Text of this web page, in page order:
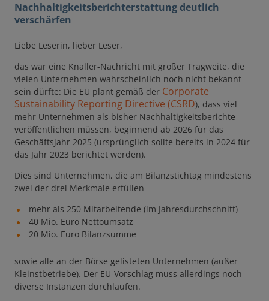
Nachhaltigkeitsberichterstattung deutlich
verschärfen
Liebe Leserin, lieber Leser,
das war eine Knaller-Nachricht mit großer Tragweite, die
vielen Unternehmen wahrscheinlich noch nicht bekannt
sein dürfte: Die EU plant gemäß der Corporate
Sustainability Reporting Directive (CSRD), dass viel
mehr Unternehmen als bisher Nachhaltigkeitsberichte
veröffentlichen müssen, beginnend ab 2026 für das
Geschäftsjahr 2025 (ursprünglich sollte bereits in 2024 für
das Jahr 2023 berichtet werden).
Dies sind Unternehmen, die am Bilanzstichtag mindestens
zwei der drei Merkmale erfüllen
mehr als 250 Mitarbeitende (im Jahresdurchschnitt)
40 Mio. Euro Nettoumsatz
20 Mio. Euro Bilanzsumme
sowie alle an der Börse gelisteten Unternehmen (außer
Kleinstbetriebe). Der EU-Vorschlag muss allerdings noch
diverse Instanzen durchlaufen.